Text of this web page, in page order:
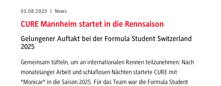
01.08.2025 | News
CURE Mannheim startet in die Rennsaison
Gelungener Auftakt bei der Formula Student Switzerland
2025
Gemeinsam tüfteln, um an internationalen Rennen teilzunehmen: Nach
monatelanger Arbeit und schlaflosen Nächten startete CURE mit
"Monicar" in die Saison 2025. Für das Team war die Formula Student